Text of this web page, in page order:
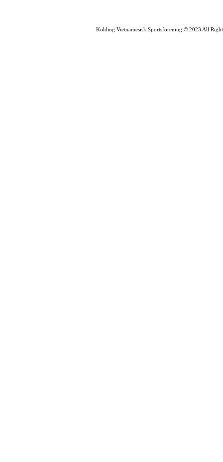
Kolding Vietnamesisk Sportsforening © 2023 All